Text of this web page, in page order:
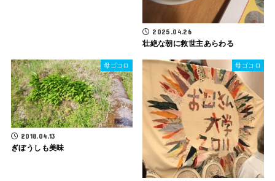
2025.04.26
壮絶な朝に救世主あらわる
母ゴコロ
2018.04.13
ぎぼうしも美味
母ゴコロ